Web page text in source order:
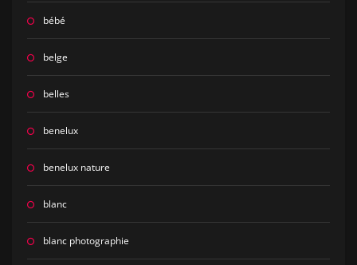
bébé
belge
belles
benelux
benelux nature
blanc
blanc photographie